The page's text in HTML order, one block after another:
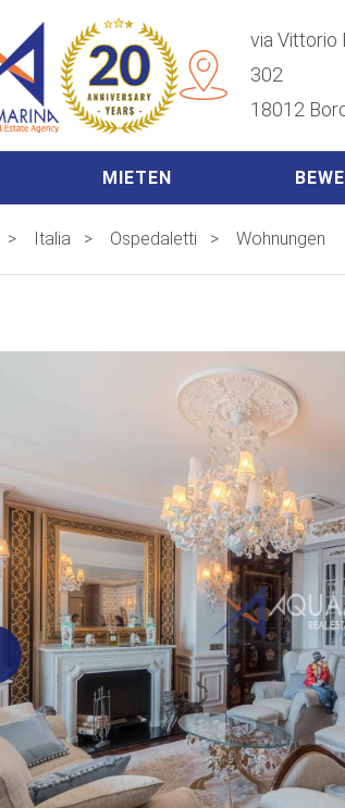
via Vittorio
302
18012
MIETEN
> Italia > Ospedaletti > Wohnungen